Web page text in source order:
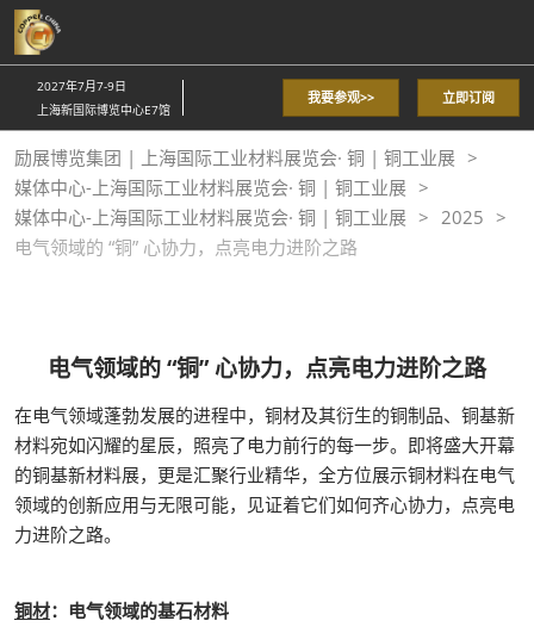
直
接
跳
至
内
容
2027年7月7-9日
上海新国际博览中心E7馆
我要参观>> 立即订阅
励展博览集团 | 上海国际工业材料展览会· 铜 | 铜工业展
媒体中心-上海国际工业材料展览会· 铜 | 铜工业展
媒体中心-上海国际工业材料展览会· 铜 | 铜工业展
2025
电气领域的 “铜” 心协力，点亮电力进阶之路
电气领域的 “铜” 心协力，点亮电力进阶之路
在电气领域蓬勃发展的进程中，铜材及其衍生的铜制品、铜基新
材料宛如闪耀的星辰，照亮了电力前行的每一步。即将盛大开幕
的铜基新材料展，更是汇聚行业精华，全方位展示铜材料在电气
领域的创新应用与无限可能，见证着它们如何齐心协力，点亮电
力进阶之路。
铜材：电气领域的基石材料